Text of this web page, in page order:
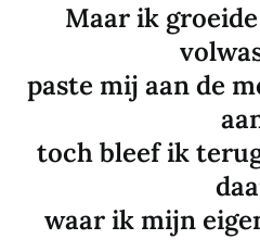
Maar ik
paste mij aan de
toch bleef ik
waar ik mijn